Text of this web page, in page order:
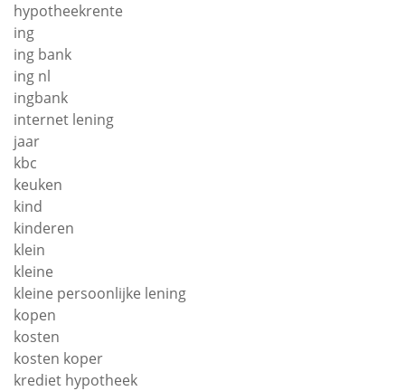
hypotheekrente
ing
ing bank
ing nl
ingbank
internet lening
jaar
kbc
keuken
kind
kinderen
klein
kleine
kleine persoonlijke lening
kopen
kosten
kosten koper
krediet hypotheek